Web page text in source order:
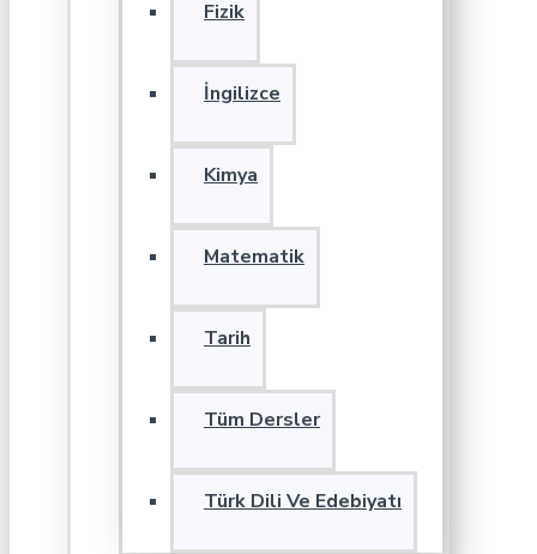
Fizik
İngilizce
Kimya
Matematik
Tarih
Tüm Dersler
Türk Dili Ve Edebiyatı